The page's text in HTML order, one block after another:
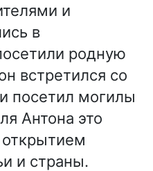
и
в
родную
встретился со
посетил могилы
Антона это
и страны.